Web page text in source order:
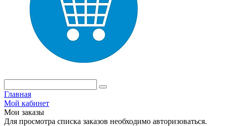
Главная
Мой кабинет
Мои заказы
Для просмотра списка заказов необходимо авторизоваться.